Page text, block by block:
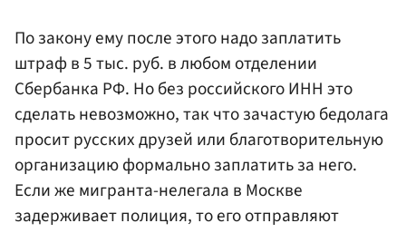
По закону ему после этого надо заплатить
штраф в 5 тыс. руб. в любом отделении
Сбербанка РФ. Но без российского ИНН это
сделать невозможно, так что зачастую бедолага
просит русских друзей или благотворительную
организацию формально заплатить за него.
Если же мигранта-нелегала в Москве
задерживает полиция, то его отправляют